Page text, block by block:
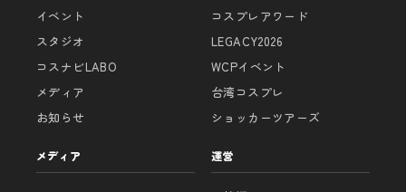
イベント
スタジオ
コスナビLABO
メディア
お知らせ
コスプレアワード
LEGACY2026
WCPイベント
台湾コスプレ
ショッカーツアーズ
メディア 運営